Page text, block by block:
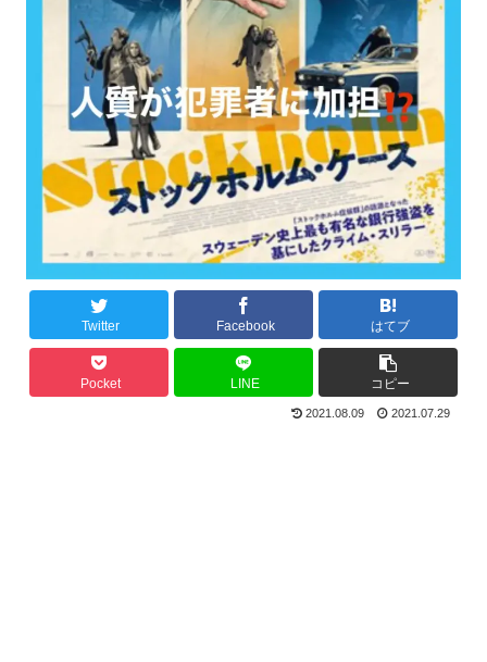
Twitter Facebook はてブ
Pocket LINE コピー
2021.08.09 2021.07.29